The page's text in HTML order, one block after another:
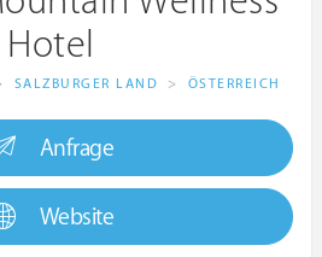
Hotel
SALZBURGER LAND > ÖSTERREICH
Anfrage
Website